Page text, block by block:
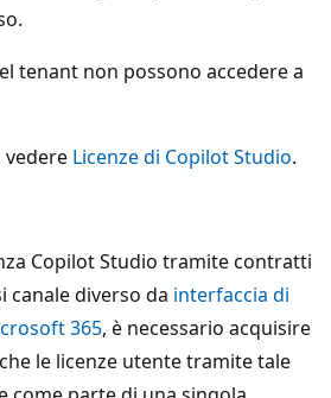
tenant non possono accedere a
Licenze di Copilot Studio.
Copilot Studio tramite contratti
canale diverso da interfaccia di
365, è necessario acquisire
le licenze utente tramite tale